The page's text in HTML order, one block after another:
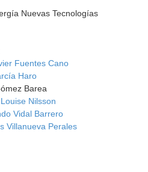
Nuevas Tecnologías
Fuentes Cano
Haro
Barea
Nilsson
Vidal Barrero
Villanueva Perales